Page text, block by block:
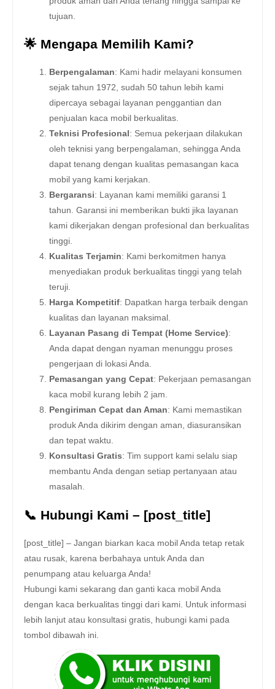
tujuan.
🌟 Mengapa Memilih Kami?
Berpengalaman: Kami hadir melayani konsumen
sejak tahun 1972, sudah 50 tahun lebih kami
dipercaya sebagai layanan penggantian dan
penjualan kaca mobil berkualitas.
Teknisi Profesional : Semua pekerjaan dilakukan
oleh teknisi yang berpengalaman, sehingga Anda
dapat tenang dengan kualitas pemasangan kaca
mobil yang kami kerjakan.
Bergaransi: Layanan kami memiliki garansi 1
tahun. Garansi ini memberikan bukti jika layanan
kami dikerjakan dengan profesional dan berkualitas
tinggi.
Kualitas Terjamin: Kami berkomitmen hanya
menyediakan produk berkualitas tinggi yang telah
teruji.
Harga Kompetitif: Dapatkan harga terbaik dengan
kualitas dan layanan maksimal.
Layanan Pasang di Tempat (Home Service):
Anda dapat dengan nyaman menunggu proses
pengerjaan di lokasi Anda.
Pemasangan yang Cepat: Pekerjaan pemasangan
kaca mobil kurang lebih 2 jam.
Pengiriman Cepat dan Aman: Kami memastikan
produk Anda dikirim dengan aman, diasuransikan
dan tepat waktu.
Konsultasi Gratis: Tim support kami selalu siap
membantu Anda dengan setiap pertanyaan atau
masalah.
📞 Hubungi Kami – [post_title]
[post_title] – Jangan biarkan kaca mobil Anda tetap retak
atau rusak, karena berbahaya untuk Anda dan
penumpang atau keluarga Anda!
Hubungi kami sekarang dan ganti kaca mobil Anda
dengan kaca berkualitas tinggi dari kami. Untuk informasi
lebih lanjut atau konsultasi gratis, hubungi kami pada
tombol dibawah ini.